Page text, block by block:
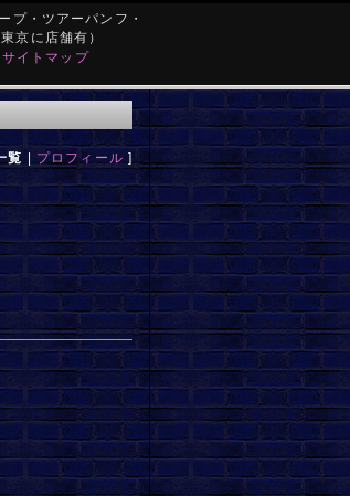
プ・ツアーパンフ・
京に店舗有）
サイトマップ
覧 | プロフィール ]